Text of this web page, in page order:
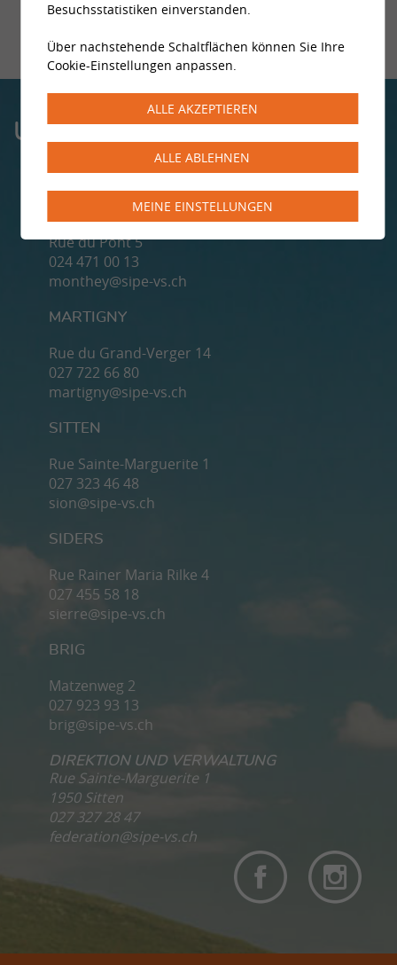
UNSERE ZENTREN
Rue du Pont 5
024 471 00 13
monthey@sipe-vs.ch
MARTIGNY
Rue du Grand-Verger 14
027 722 66 80
martigny@sipe-vs.ch
SITTEN
Rue Sainte-Marguerite 1
027 323 46 48
sion@sipe-vs.ch
SIDERS
Rue Rainer Maria Rilke 4
027 455 58 18
sierre@sipe-vs.ch
BRIG
Matzenweg 2
027 923 93 13
brig@sipe-vs.ch
DIREKTION UND VERWALTUNG
Rue Sainte-Marguerite 1
1950 Sitten
027 327 28 47
federation@sipe-vs.ch
Besuchsstatistiken einverstanden.
Über nachstehende Schaltflächen können Sie Ihre
Cookie-Einstellungen anpassen.
ALLE AKZEPTIEREN
ALLE ABLEHNEN
MEINE EINSTELLUNGEN